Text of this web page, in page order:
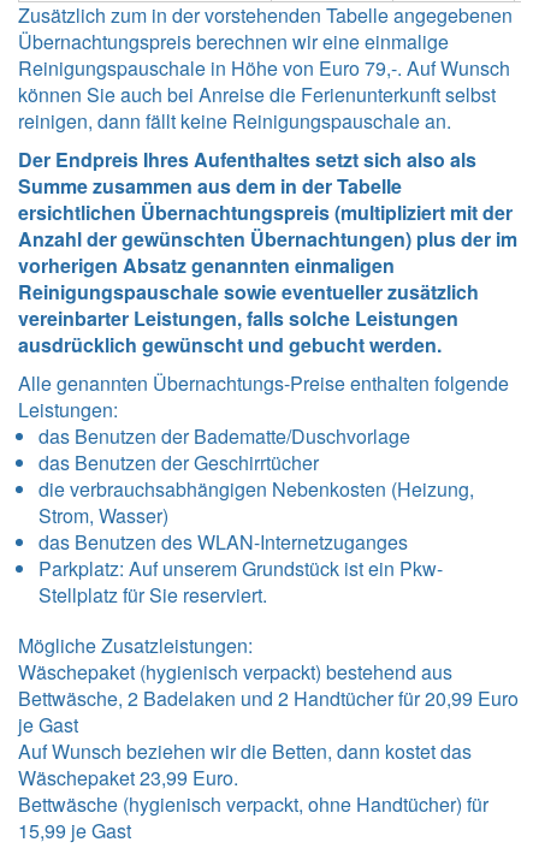
Zusätzlich zum in der vorstehenden Tabelle angegebenen
Übernachtungspreis berechnen wir eine einmalige
Reinigungspauschale in Höhe von Euro 79,-. Auf Wunsch
können Sie auch bei Anreise die Ferienunterkunft selbst
reinigen, dann fällt keine Reinigungspauschale an.
Der Endpreis Ihres Aufenthaltes setzt sich also als
Summe zusammen aus dem in der Tabelle
ersichtlichen Übernachtungspreis (multipliziert mit der
Anzahl der gewünschten Übernachtungen) plus der im
vorherigen Absatz genannten einmaligen
Reinigungspauschale sowie eventueller zusätzlich
vereinbarter Leistungen, falls solche Leistungen
ausdrücklich gewünscht und gebucht werden.
Alle genannten Übernachtungs-Preise enthalten folgende
Leistungen:
das Benutzen der Badematte/Duschvorlage
das Benutzen der Geschirrtücher
die verbrauchsabhängigen Nebenkosten (Heizung,
Strom, Wasser)
das Benutzen des WLAN-Internetzuganges
Parkplatz: Auf unserem Grundstück ist ein Pkw-
Stellplatz für Sie reserviert.
Mögliche Zusatzleistungen:
Wäschepaket (hygienisch verpackt) bestehend aus
Bettwäsche, 2 Badelaken und 2 Handtücher für 20,99 Euro
je Gast
Auf Wunsch beziehen wir die Betten, dann kostet das
Wäschepaket 23,99 Euro.
Bettwäsche (hygienisch verpackt, ohne Handtücher) für
15,99 je Gast